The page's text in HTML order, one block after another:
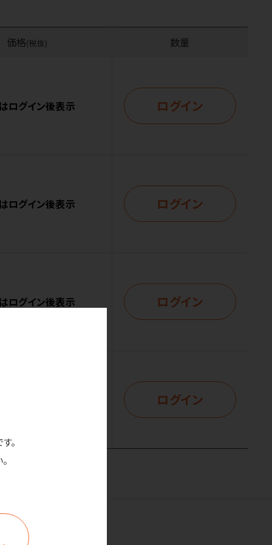
。
価格(税抜) 数量
ログイン後表示 ログイン
ログイン後表示 ログイン
ログイン後表示 ログイン
ログイン